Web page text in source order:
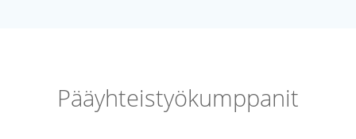
Pääyhteistyökumppanit